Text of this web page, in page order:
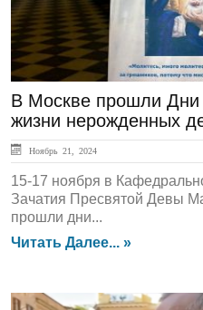
В Москве прошли Дни
жизни нерожденных
Ноябрь 21, 2024
15-17 ноября в
Зачатия Пресвятой Девы
прошли дни...
Читать Далее... »